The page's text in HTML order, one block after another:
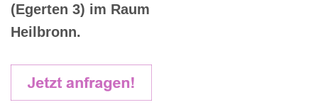
(Egerten 3) im Raum
Heilbronn.